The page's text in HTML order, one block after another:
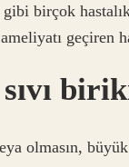
birçok
geçiren
olmasın,